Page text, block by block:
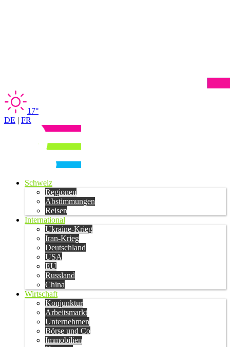
17°
DE | FR
Schweiz
Regionen
Abstimmungen
Reisen
International
Ukraine-Krieg
Iran-Krieg
Deutschland
USA
EU
Russland
China
Wirtschaft
Konjunktur
Arbeitsmarkt
Unternehmen
Börse und Co
Immobilien